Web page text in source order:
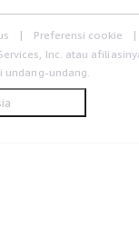
Preferensi cookie
Inc. atau
undang-undang.